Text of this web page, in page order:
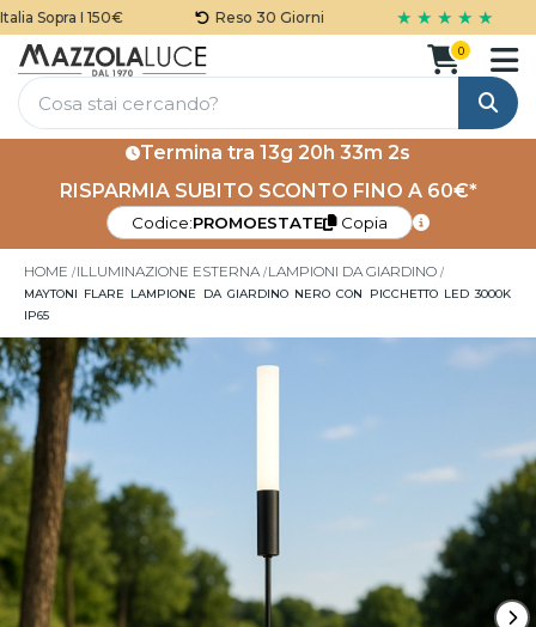
Sopra I 150€ Reso 30 Giorni ★ ★ ★ ★ ★
Cerca
0
Termina tra13g 20h 33m 1s
RISPARMIA SUBITO SCONTO FINO A 60€*
Codice:PROMOESTATE Copia
HOME ILLUMINAZIONE ESTERNA LAMPIONI DA GIARDINO
MAYTONI FLARE LAMPIONE DA GIARDINO NERO CON PICCHETTO LED 3000K
IP65